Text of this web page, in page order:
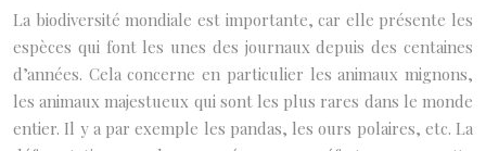
La biodiversité mondiale est importante, car elle présente les
espèces qui font les unes des journaux depuis des centaines
d’années. Cela concerne en particulier les animaux mignons,
les animaux majestueux qui sont les plus rares dans le monde
entier. Il y a par exemple les pandas, les ours polaires, etc. La